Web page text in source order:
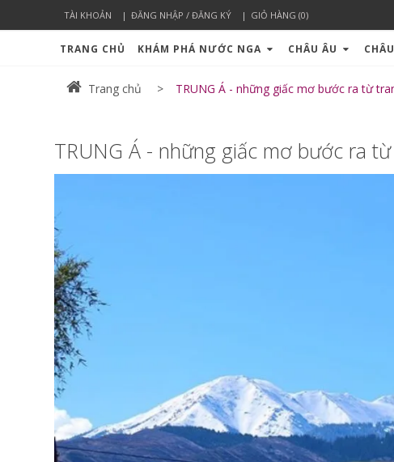
TÀI KHOẢN ĐĂNG NHẬP / ĐĂNG KÝ GIỎ HÀNG (0)
TRANG CHỦ KHÁM PHÁ NƯỚC NGA CHÂU ÂU
Trang chủ TRUNG Á - những giấc mơ bước ra từ
TRUNG Á - những giấc mơ bước ra